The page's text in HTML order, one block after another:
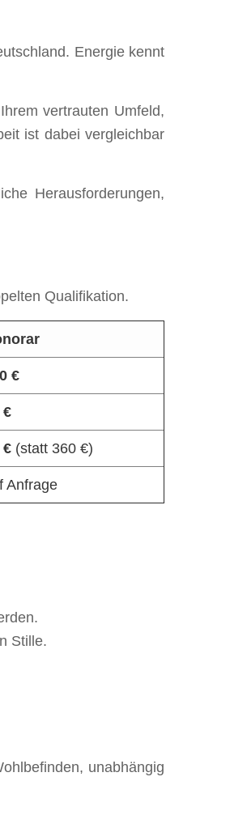
Energie kennt
vertrauten Umfeld,
ist dabei vergleichbar
Herausforderungen,
Qualifikation.
€
€
€ (statt 360 €)
Anfrage
Stille.
unabhängig